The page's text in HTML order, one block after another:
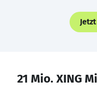
21 Mio. XING